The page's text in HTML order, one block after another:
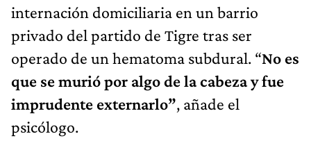
internación domiciliaria en un barrio
privado del partido de Tigre tras ser
operado de un hematoma subdural. “No es
que se murió por algo de la cabeza y fue
imprudente externarlo”, añade el
psicólogo.